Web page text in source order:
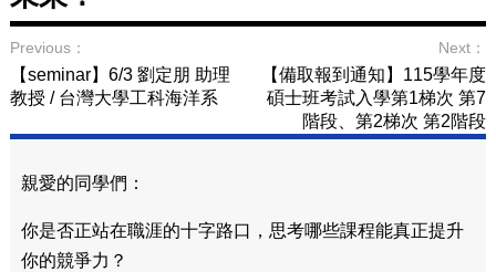
Previous：
【seminar】6/3 劉定朋 助理
教授 / 台灣大學工科海洋系
Next：
【備取報到通知】115學年度
碩士班考試入學第1梯次 第7
階段、第2梯次 第2階段
親愛的同學們：
你是否正站在職涯的十字路口，思考哪些課程能真正提升
你的競爭力？